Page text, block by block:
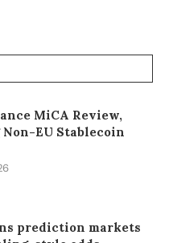
MiCA Review,
EU Stablecoin
prediction markets